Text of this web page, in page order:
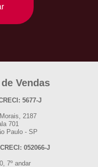
Vendas
5677-J
2187
701
Paulo - SP
052066-J
7º andar